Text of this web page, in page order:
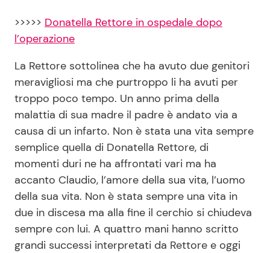
>>>>> Donatella Rettore in ospedale dopo
l’operazione
La Rettore sottolinea che ha avuto due genitori
meravigliosi ma che purtroppo li ha avuti per
troppo poco tempo. Un anno prima della
malattia di sua madre il padre è andato via a
causa di un infarto. Non è stata una vita sempre
semplice quella di Donatella Rettore, di
momenti duri ne ha affrontati vari ma ha
accanto Claudio, l’amore della sua vita, l’uomo
della sua vita. Non è stata sempre una vita in
due in discesa ma alla fine il cerchio si chiudeva
sempre con lui. A quattro mani hanno scritto
grandi successi interpretati da Rettore e oggi